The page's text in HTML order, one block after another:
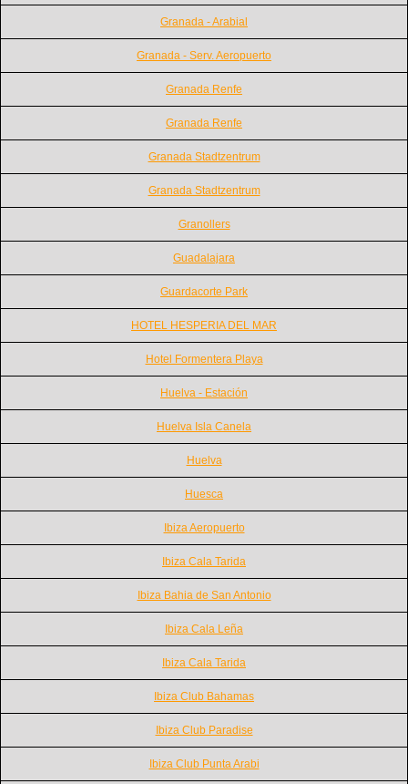
Granada - Arabial
Granada - Serv. Aeropuerto
Granada Renfe
Granada Renfe
Granada Stadtzentrum
Granada Stadtzentrum
Granollers
Guadalajara
Guardacorte Park
HOTEL HESPERIA DEL MAR
Hotel Formentera Playa
Huelva - Estación
Huelva Isla Canela
Huelva
Huesca
Ibiza Aeropuerto
Ibiza Cala Tarida
Ibiza Bahia de San Antonio
Ibiza Cala Leña
Ibiza Cala Tarida
Ibiza Club Bahamas
Ibiza Club Paradise
Ibiza Club Punta Arabi